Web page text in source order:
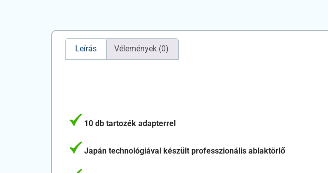
Leírás Vélemények (0)
10 db tartozék adapterrel
Japán technológiával készült professzionális ablaktörlő